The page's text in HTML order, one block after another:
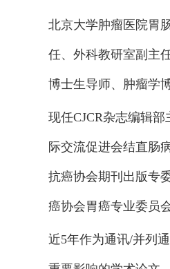
北京大学肿瘤医院胃
任、外科教研室副主
博士生导师、肿瘤学博
现任CJCR杂志编辑
际交流促进会结直肠
抗癌协会期刊出版专
癌协会胃癌专业委员
近5年作为通讯/并列